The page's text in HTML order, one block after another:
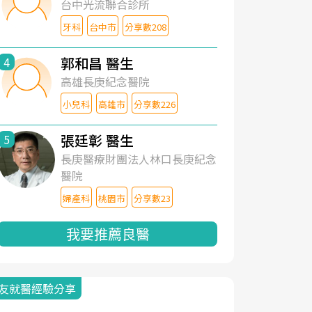
台中光流聯合診所
牙科 台中市 分享數208
4 郭和昌 醫生
高雄長庚紀念醫院
小兒科 高雄市 分享數226
5 張廷彰 醫生
長庚醫療財團法人林口長庚紀念
醫院
婦產科 桃園市 分享數23
我要推薦良醫
就醫經驗分享